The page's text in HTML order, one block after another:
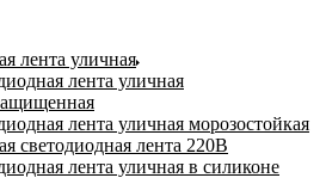
лента уличная
лента уличная
лента уличная морозостойкая
светодиодная лента 220В
лента уличная в силиконе